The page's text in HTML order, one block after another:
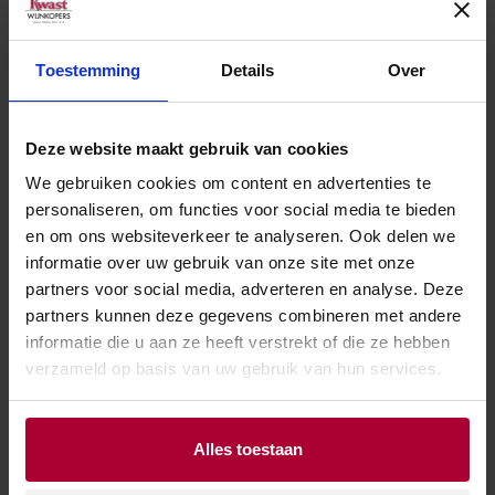
Toestemming Details Over
Deze website maakt gebruik van cookies
We gebruiken cookies om content en advertenties te
personaliseren, om functies voor social media te bieden
en om ons websiteverkeer te analyseren. Ook delen we
informatie over uw gebruik van onze site met onze
partners voor social media, adverteren en analyse. Deze
partners kunnen deze gegevens combineren met andere
informatie die u aan ze heeft verstrekt of die ze hebben
verzameld op basis van uw gebruik van hun services.
Alles toestaan
Elena Walch
Elena Walch
Elena Walch